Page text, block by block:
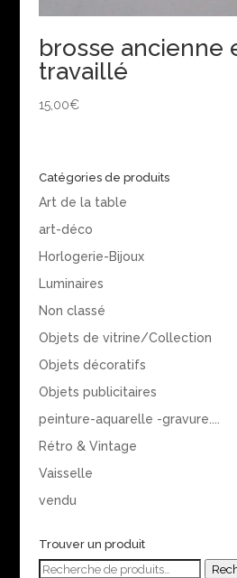
brosse ancienne
travaillé
15,00€
Catégories de produits
Art de la table
art-déco
Horlogerie-Bijoux
Luminaires
Non classé
Objets de vitrine/Collection
Objets décoratifs
Objets publicitaires
peinture-aquarelle -gravure....
Rétro & Vintage
Vaisselle
vendu
Trouver un produit
Recherche